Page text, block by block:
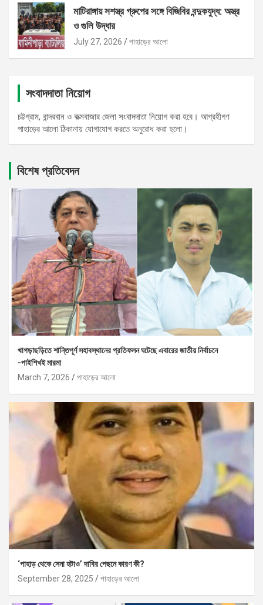
মাটিরাঙ্গায় সশস্ত্র গ্রুপের সঙ্গে বিজিবির বন্দুকযুদ্ধ: অস্ত্র
ও গুলি উদ্ধার
July 27, 2026 পাহাড়ের আলো
সংবাদদাতা নিয়োগ
চট্টগ্রাম, বান্দরবান ও কক্মবাজার জেলা সংবাদদাতা নিয়োগ করা হবে। আগ্রহীগণ
পাহাড়ের আলো ঠিকানায় যোগাযোগ করতে অনুরোধ করা হলো।
বিশেষ প্রতিবেদন
খাগড়াছড়িতে শান্তিপূর্ণ সহাবস্থানের প্রতিফলন ঘটেছে এবারের জাতীয় নির্বাচনে
-পাইশিখই মারমা
March 7, 2026
পাহাড়ের আলো
‘পাহাড় থেকে সেনা হটাও’ দাবির পেছনে কারণ কী?
September 28, 2025
পাহাড়ের আলো